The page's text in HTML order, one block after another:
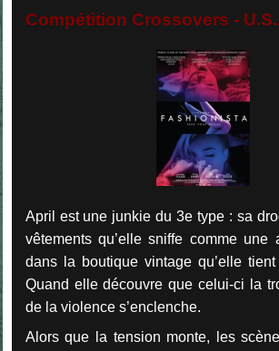
Compétition Crossovers -
April est une junkie du 3e type : sa
vêtements qu’elle sniffe comme
dans la boutique vintage qu’elle
Quand elle découvre que celui-ci la
de la violence s’enclenche.
Alors que la tension monte, les